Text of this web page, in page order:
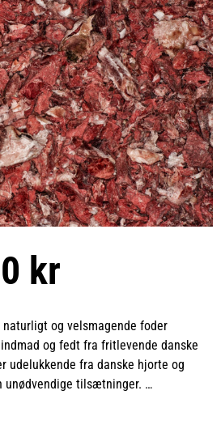
kr
og velsmagende foder
og fedt fra fritlevende danske
udelukkende fra danske hjorte og
unødvendige tilsætninger.